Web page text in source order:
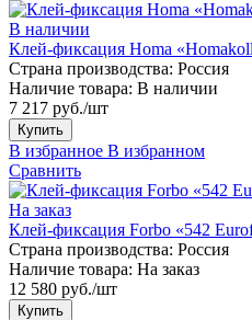
В наличии
Клей-фиксация Homa
Страна производства: Россия
Наличие товара: В наличии
7 217 руб./шт
Купить
В избранное В избранном
Сравнить
На заказ
Клей-фиксация Forbo «542
Страна производства: Россия
Наличие товара: На заказ
12 580 руб./шт
Купить